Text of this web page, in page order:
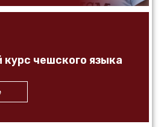
курс чешского языка